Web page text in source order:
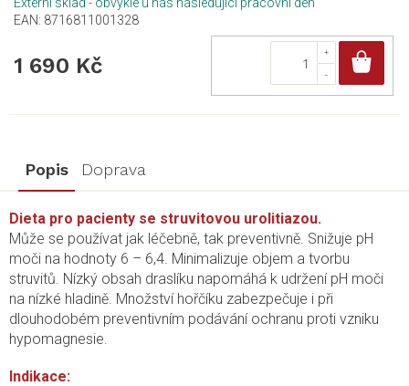
Externí sklad - obvykle u nás následující pracovní den
EAN: 8716811001328
1 690 Kč
Popis Doprava
Dieta pro pacienty se struvitovou urolitiazou.
Může se používat jak léčebně, tak preventivně. Snižuje pH
moči na hodnoty 6 – 6,4. Minimalizuje objem a tvorbu
struvitů. Nízký obsah draslíku napomáhá k udržení pH moči
na nízké hladině. Množství hořčíku zabezpečuje i při
dlouhodobém preventivním podávání ochranu proti vzniku
hypomagnesie.
Indikace: